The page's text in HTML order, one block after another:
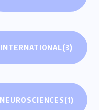
INTERNATIONAL(3)
NEUROSCIENCES(1)